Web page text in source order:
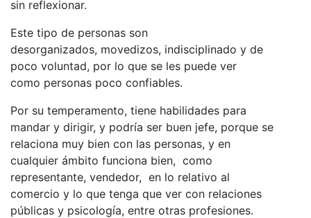
sin reflexionar.
Este tipo de personas son
desorganizados, movedizos, indisciplinado y de
poco voluntad, por lo que se les puede ver
como personas poco confiables.
Por su temperamento, tiene habilidades para
mandar y dirigir, y podría ser buen jefe, porque se
relaciona muy bien con las personas, y en
cualquier ámbito funciona bien, como
representante, vendedor, en lo relativo al
comercio y lo que tenga que ver con relaciones
públicas y psicología, entre otras profesiones.